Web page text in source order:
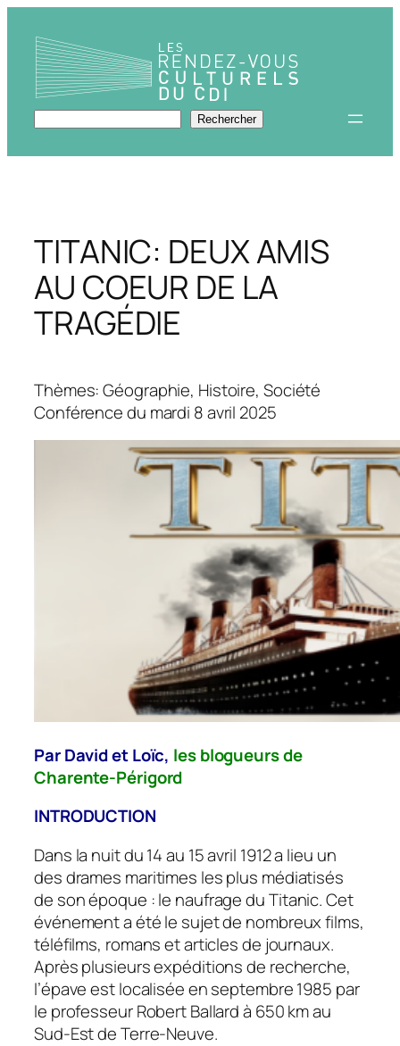
contenu
Rechercher Rechercher
TITANIC: DEUX AMIS
AU COEUR DE LA
TRAGÉDIE
Thèmes: Géographie, Histoire, Société
Conférence du mardi 8 avril 2025
Par David et Loïc, les blogueurs de
Charente-Périgord
INTRODUCTION
Dans la nuit du 14 au 15 avril 1912 a lieu un
des drames maritimes les plus médiatisés
de son époque : le naufrage duTitanic. Cet
événement a été le sujet de nombreux films,
téléfilms, romans et articles de journaux.
Après plusieurs expéditions de recherche,
l’épave est localisée en septembre 1985 par
le professeur Robert Ballard à 650 km au
Sud-Est de Terre-Neuve.